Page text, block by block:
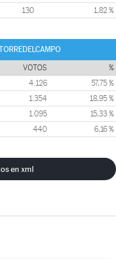
130 1,82 %
VOTOS %
4.126 57,75 %
1.354 18,95 %
1.095 15,33 %
440 6,16 %
en xml